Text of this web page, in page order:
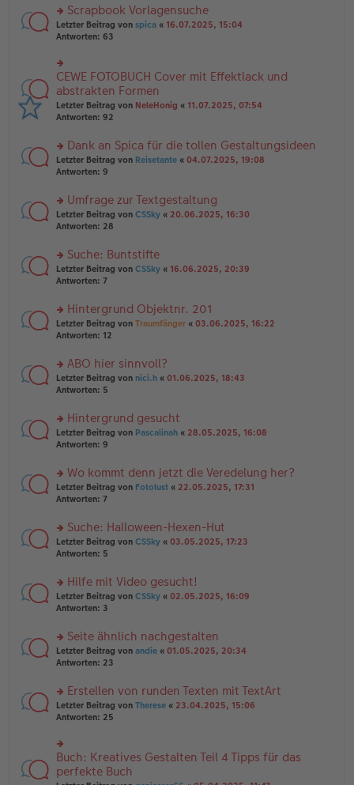
gB
ei
tr
g
n
g
el
e
n
er
B
ei
tr
g
rs
te
u
n
g
el
es
e
er
B
ei
tr
g
Scrapbook Vorlagensuche
Letzter Beitrag von spica « 16.07.2025, 15:04
Antworten: 63
rs
te
r
u
n
el
es
e
B
ei
tr
g
CEWE FOTOBUCH Cover mit Effektlack und
abstrakten Formen
Letzter Beitrag von NeleHonig « 11.07.2025, 07:54
Antworten: 92
rs
te
n
g
el
e
n
er
tr
a
g
Dank an Spica für die tollen Gestaltungsideen
Letzter Beitrag von Reisetante « 04.07.2025, 19:08
Antworten: 9
rs
te
n
g
el
e
n
er
tr
a
g
Umfrage zur Textgestaltung
Letzter Beitrag von CSSky « 20.06.2025, 16:30
Antworten: 28
rs
te
n
g
el
e
n
er
tr
a
g
Suche: Buntstifte
Letzter Beitrag von CSSky « 16.06.2025, 20:39
Antworten: 7
rs
te
n
g
el
e
n
er
tr
a
g
Hintergrund Objektnr. 201
Letzter Beitrag von Traumfänger « 03.06.2025, 16:22
Antworten: 12
rs
te
n
g
el
e
n
er
tr
a
g
ABO hier sinnvoll?
Letzter Beitrag von nici.h « 01.06.2025, 18:43
Antworten: 5
rs
te
n
g
el
e
n
er
tr
a
g
Hintergrund gesucht
Letzter Beitrag von Pascalinah « 28.05.2025, 16:08
Antworten: 9
rs
te
n
g
el
e
n
er
tr
a
g
Wo kommt denn jetzt die Veredelung her?
Letzter Beitrag von Fotolust « 22.05.2025, 17:31
Antworten: 7
rs
te
n
g
el
e
n
er
tr
a
g
Suche: Halloween-Hexen-Hut
Letzter Beitrag von CSSky « 03.05.2025, 17:23
Antworten: 5
rs
te
n
g
el
e
n
er
tr
a
g
Hilfe mit Video gesucht!
Letzter Beitrag von CSSky « 02.05.2025, 16:09
Antworten: 3
rs
te
n
g
el
e
n
er
B
Seite ähnlich nachgestalten
Letzter Beitrag von andie « 01.05.2025, 20:34
Antworten: 23
rs
te
u
n
g
el
Erstellen von runden Texten mit TextArt
Letzter Beitrag von Therese « 23.04.2025, 15:06
Antworten: 25
rs
te
r
Buch: Kreatives Gestalten Teil 4 Tipps für das
perfekte Buch